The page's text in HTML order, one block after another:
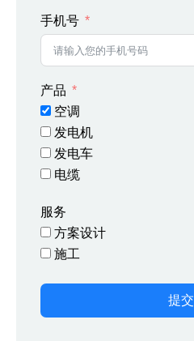
手机号
产品
空调
发电机
发电车
电缆
服务
方案设计
施工
提交